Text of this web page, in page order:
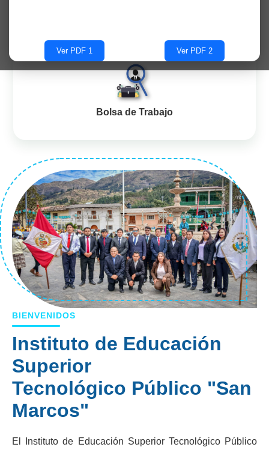
Ver PDF 1 Ver PDF 2
Bolsa de Trabajo
BIENVENIDOS
Instituto de Educación
Superior
Tecnológico Público "San
Marcos"
El Instituto de Educación Superior Tecnológico Público